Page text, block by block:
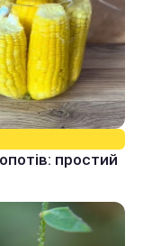
простий